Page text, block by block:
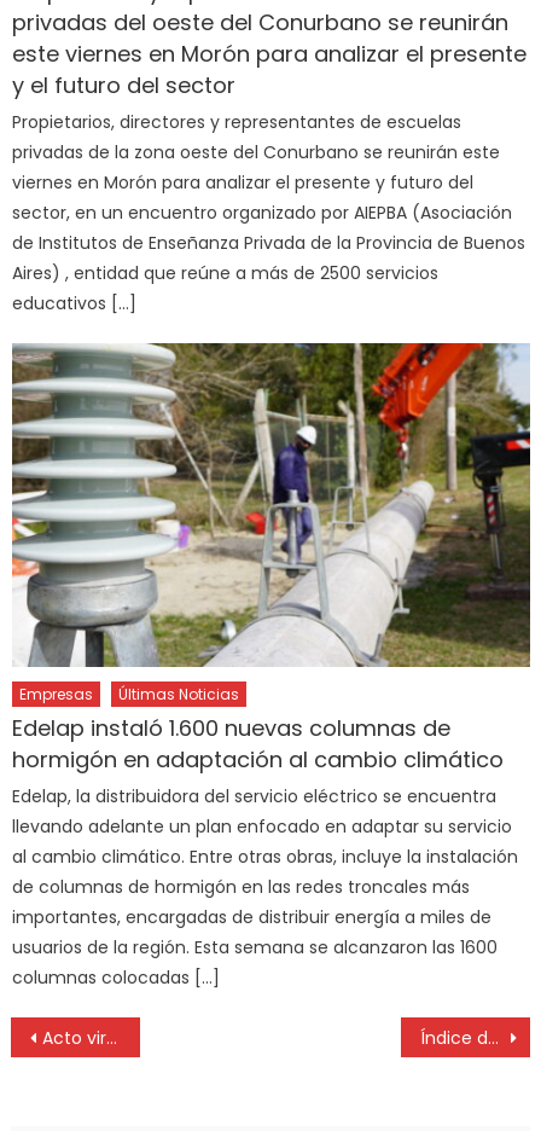
privadas del oeste del Conurbano se reunirán
este viernes en Morón para analizar el presente
y el futuro del sector
Propietarios, directores y representantes de escuelas
privadas de la zona oeste del Conurbano se reunirán este
viernes en Morón para analizar el presente y futuro del
sector, en un encuentro organizado por AIEPBA (Asociación
de Institutos de Enseñanza Privada de la Provincia de Buenos
Aires) , entidad que reúne a más de 2500 servicios
educativos […]
Empresas Últimas Noticias
Edelap instaló 1.600 nuevas columnas de
hormigón en adaptación al cambio climático
Edelap, la distribuidora del servicio eléctrico se encuentra
llevando adelante un plan enfocado en adaptar su servicio
al cambio climático. Entre otras obras, incluye la instalación
de columnas de hormigón en las redes troncales más
importantes, encargadas de distribuir energía a miles de
usuarios de la región. Esta semana se alcanzaron las 1600
columnas colocadas […]
Acto virtual por los 26 años del ataque a la AMIA Índice de Movilidad Ciudadana, trabajo de Movistar y la UnSAM